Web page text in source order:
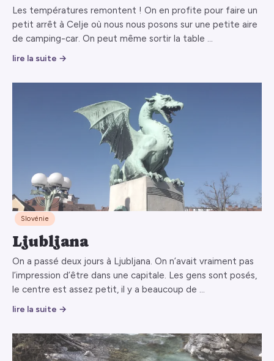
Les températures remontent ! On en profite pour faire un
petit arrêt à Celje où nous nous posons sur une petite aire
de camping-car. On peut même sortir la table …
lire la suite →
Slovénie
Ljubljana
On a passé deux jours à Ljubljana. On n’avait vraiment pas
l’impression d’être dans une capitale. Les gens sont posés,
le centre est assez petit, il y a beaucoup de …
lire la suite →